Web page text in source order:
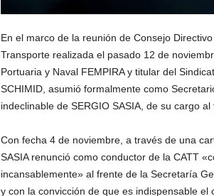
En el marco de la reunión de Consejo
Transporte realizada el pasado 12 de
Portuaria y Naval FEMPIRA y titular del
SCHIMID, asumió formalmente como
indeclinable de SERGIO SASIA, de su cargo
Con fecha 4 de noviembre, a través de una
SASIA renunció como conductor de la CATT
incansablemente» al frente de la Secretaría
y con la convicción de que es indispensable